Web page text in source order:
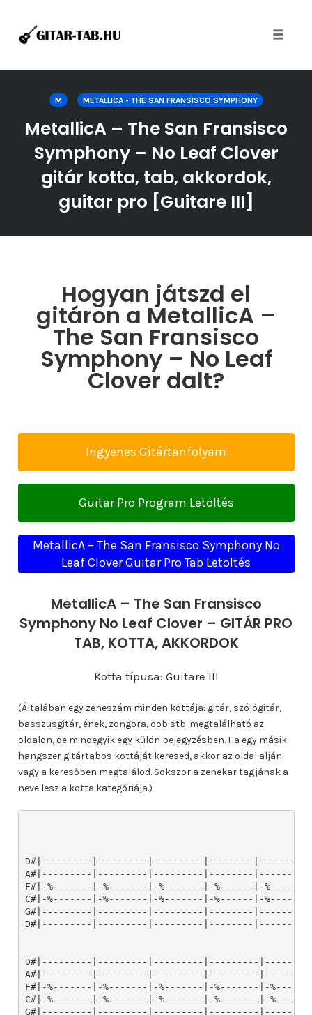
M METALLICA - THE SAN FRANSISCO SYMPHONY
MetallicA – The San Fransisco
Symphony – No Leaf Clover
gitár kotta, tab, akkordok,
guitar pro [Guitare III]
Hogyan játszd el
gitáron a MetallicA –
The San Fransisco
Symphony – No Leaf
Clover dalt?
Ingyenes Gitártanfolyam
Guitar Pro Program Letöltés
MetallicA – The San Fransisco Symphony No
Leaf Clover Guitar Pro Tab Letöltés
MetallicA – The San Fransisco
Symphony No Leaf Clover – GITÁR PRO
TAB, KOTTA, AKKORDOK
Kotta típusa: Guitare III
(Általában egy zeneszám minden kottája: gitár, szólógitár,
basszusgitár, ének, zongora, dob stb. megtalálható az
oldalon, de mindegyik egy külön bejegyzésben. Ha egy másik
hangszer gitártabos kottáját keresed, akkor az oldal alján
vagy a keresőben megtalálod. Sokszor a zenekar tagjának a
neve lesz a kotta kategóriája.)